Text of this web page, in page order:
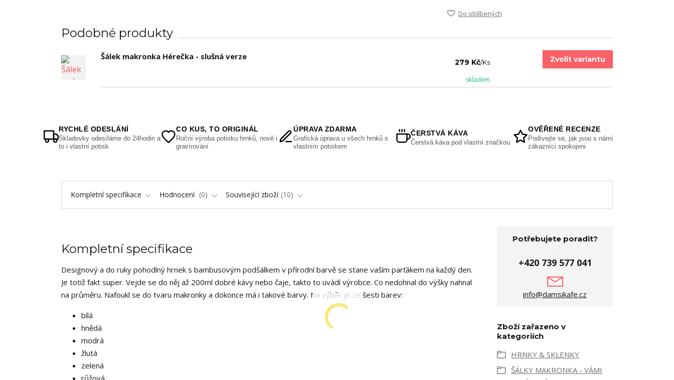
Do oblíbených
Podobné produkty
Šálek makronka Hérečka - slušná verze
279 Kč/Ks
skladem
Zvolit variantu
RYCHLÉ ODESLÁNÍ
Skladovky odesíláme do 24hodin a
to i vlastní potisk
CO KUS, TO ORIGINÁL
Ruční výroba potisku hrnků, nově i
gravírování
ÚPRAVA ZDARMA
Grafická úprava u všech hrnků s
vlastním potiskem
ČERSTVÁ KÁVA
Čerstvá káva pod vlastní značkou
OVĚŘENÉ RECENZE
Podívejte se, jak jsou s námi
zákazníci spokojeni
Kompletní specifikace Hodnocení 0 Související zboží 10
Kompletní specifikace
Designový a do ruky pohodlný hrnek s bambusovým podšálkem v přírodní barvě se stane vaším parťákem na každý den.
Je totiž fakt super. Vejde se do něj až 200ml dobré kávy nebo čaje, takto to uvádí výrobce. Co nedohnal do výšky nahnal
na průměru. Nafoukl se do tvaru makronky a dokonce má i takové barvy. Na výběr je ze šesti barev:
bílá
hnědá
modrá
žlutá
zelená
růžová
Potřebujete poradit?
+420 739 577 041
info@damsikafe.cz
Zboží zařazeno v
kategoriích
HRNKY & SKLENKY
ŠÁLKY MAKRONKA - VÁMI